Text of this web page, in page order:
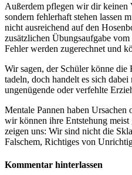
Außerdem pflegen wir dir keinen
sondern fehlerhaft stehen lassen
nicht ausreichend auf den
zusätzlichen Übungsaufgabe
Fehler werden zugerechnet und
Wir sagen, der Schüler könne
tadeln, doch handelt es sich
ungenügende oder verfehlte
Mentale Pannen haben
wir können ihre Entstehung meist
zeigen uns: Wir sind nicht die
Falschem, Richtiges von
Kommentar hinterlassen